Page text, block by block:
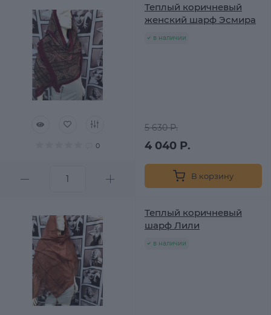
0
Теплый коричневый
женский шарф Эсмира
в наличии
5 630 Р.
4 040 Р.
В корзину
Теплый коричневый
шарф Лили
в наличии